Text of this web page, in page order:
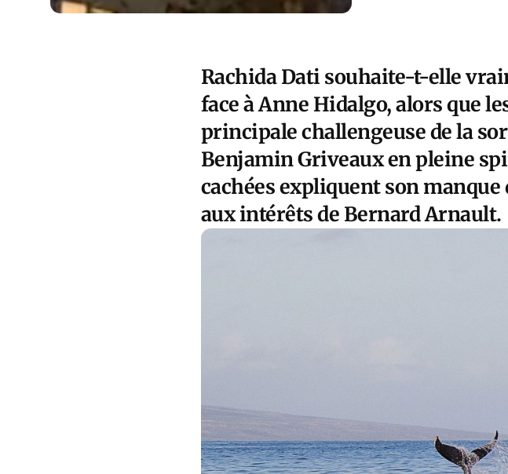
Rachida Dati souhaite-t-elle
face à Anne Hidalgo, alors que
principale challengeuse de la
Benjamin Griveaux en pleine
cachées expliquent son
aux intérêts de Bernard Arnault.